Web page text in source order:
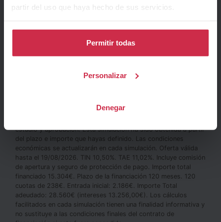
partir del uso que haya hecho de sus servicios.
Permitir todas
Personalizar
Denegar
Quiero esta financiación
Financiación lineal ofrecida por Santander Consumer Finance,
estudio y aprobación. Esta simulación ha sido obtenida a partir
del plazo e importe que hayas definido. Las condiciones
económicas se actualizarán en cada simulación. Oferta válida
hasta el 19/08/2026. TIN 10,50%. TAE 11,02%. Incluye comisión
de apertura y seguro de protección de pago. Importe total
financiado 15.304€. Plazo de la financiación 120 meses. 120
cuotas de 238€. Entrada inicial: 2.186€. Importe Total
adeudado: 28.560€ (intereses 13.256,00€). Los cálculos
facilitados en cada simulación tienen una finalidad informativa y
no sustituye a las condiciones finales del contrato de